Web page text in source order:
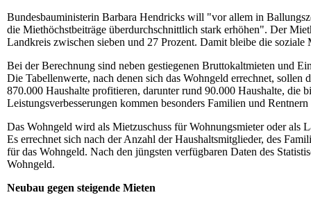
Bundesbauministerin Barbara Hendricks will "vor allem in
die Miethöchstbeiträge überdurchschnittlich stark erhöhen". Der
Landkreis zwischen sieben und 27 Prozent. Damit bleibe die
Bei der Berechnung sind neben gestiegenen Bruttokaltmieten und
Die Tabellenwerte, nach denen sich das Wohngeld errechnet,
870.000 Haushalte profitieren, darunter rund 90.000 Haushalte, die
Leistungsverbesserungen kommen besonders Familien und Rentnern
Das Wohngeld wird als Mietzuschuss für Wohnungsmieter oder als
Es errechnet sich nach der Anzahl der Haushaltsmitglieder, des
für das Wohngeld. Nach den jüngsten verfügbaren Daten des
Wohngeld.
Neubau gegen steigende Mieten